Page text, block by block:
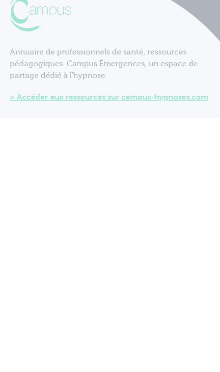
Annuaire de professionnels de santé, ressources
pédagogiques. Campus Émergences, un espace de
partage dédié à l'hypnose.
Accéder aux ressources sur campus-hypnoses.com